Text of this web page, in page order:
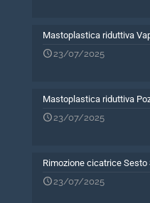
Mastoplastica riduttiva
23/07/2025
Mastoplastica riduttiva
23/07/2025
Rimozione cicatrice Sesto
23/07/2025